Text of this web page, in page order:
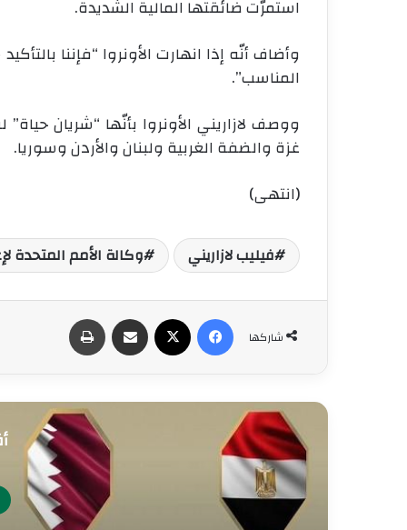
استمرّت ضائقتها المالية الشديدة.
وأضاف أنّه إذا انهارت الأونروا “فإننا
المناسب”.
ووصف لازاريني الأونروا بأنّها “شريان
غزة والضفة الغربية ولبنان والأردن وسوريا.
(انتهى)
فيليب لازاريني وكالة الأمم المتحدة
شاركها